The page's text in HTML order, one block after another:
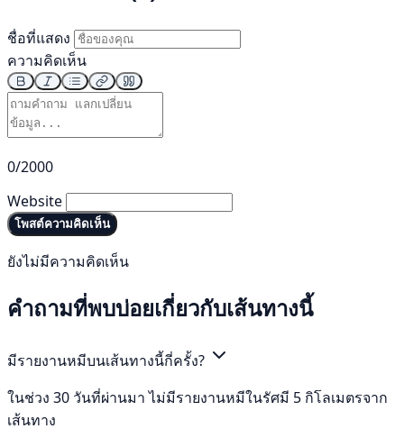
ชื่อที่แสดง
ความคิดเห็น
0/2000
Website
โพสต์ความคิดเห็น
ยังไม่มีความคิดเห็น
คำถามที่พบบ่อยเกี่ยวกับเส้นทางนี้
มีรายงานหมีบนเส้นทางนี้กี่ครั้ง?
ในช่วง 30 วันที่ผ่านมา ไม่มีรายงานหมีในรัศมี 5 กิโลเมตรจาก
เส้นทาง